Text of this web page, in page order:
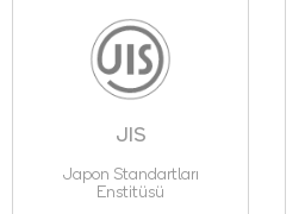
JIS
Japon Standartları
Enstitüsü